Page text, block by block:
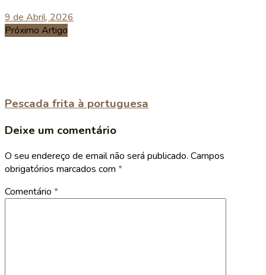
9 de Abril, 2026
Próximo Artigo
Pescada frita à portuguesa
Deixe um comentário
O seu endereço de email não será publicado. Campos
obrigatórios marcados com *
Comentário *